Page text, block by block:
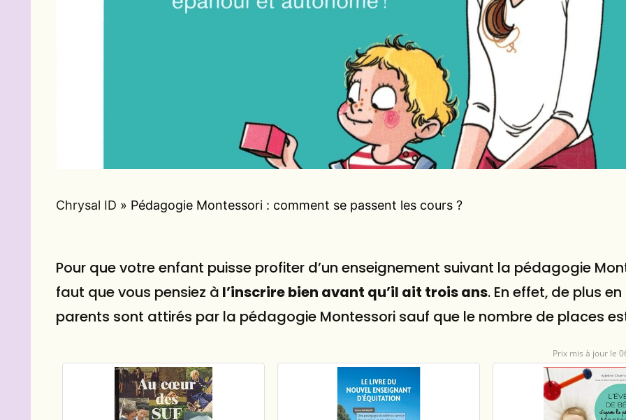
Chrysal ID » Pédagogie Montessori : comment se passent les cours ?
Pour que votre enfant puisse profiter d’un enseignement suivant la pédagogie
faut que vous pensiez à l’inscrire bien avant qu’il ait trois ans. En effet, de plus
parents sont attirés par la pédagogie Montessori sauf que le nombre de places